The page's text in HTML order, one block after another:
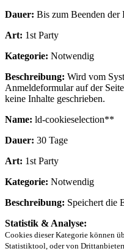
Dauer: Bis zum Beenden der
Art: 1st Party
Kategorie: Notwendig
Beschreibung: Wird vom
Anmeldeformular auf der
keine Inhalte geschrieben.
Name: ld-cookieselection**
Dauer: 30 Tage
Art: 1st Party
Kategorie: Notwendig
Beschreibung: Speichert die
Statistik & Analyse:
Cookies dieser Kategorie können
Statistiktool, oder von